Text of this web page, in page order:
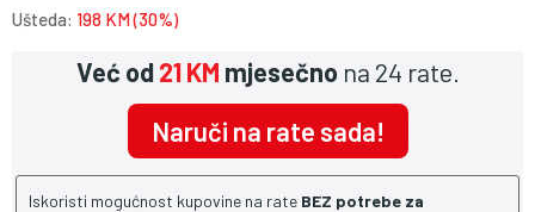
Ušteda: 198 KM (30%)
Već od 21 KM mjesečno na 24 rate.
Naruči na rate sada!
Iskoristi mogućnost kupovine na rate BEZ potrebe za